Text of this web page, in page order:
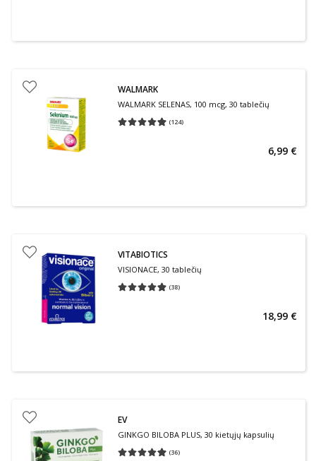
WALMARK
WALMARK SELENAS, 100 mcg, 30 tablečių
(124)
Vidutinis įvertinimas 4.94
6,99 €
VITABIOTICS
VISIONACE, 30 tablečių
(38)
Vidutinis įvertinimas 4.89
18,99 €
EV
GINKGO BILOBA PLUS, 30 kietųjų kapsulių
(36)
Vidutinis įvertinimas 4.97